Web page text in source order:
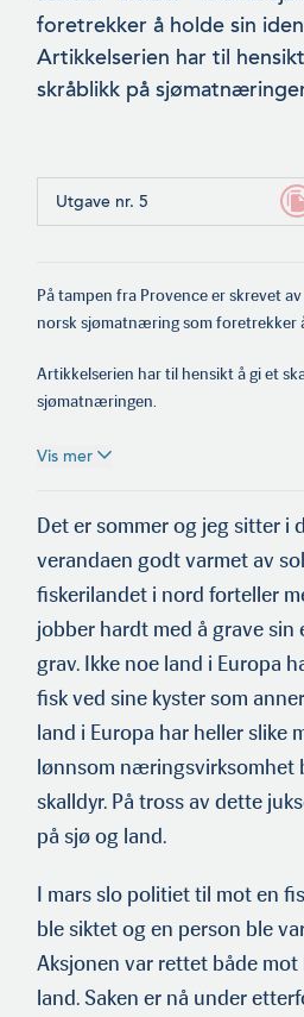
foretrekker å holde sin
Artikkelserien har til
skråblikk på
Utgave nr. 5
På tampen fra Provence er skrevet
norsk sjømatnæring som foretrekker
Artikkelserien har til hensikt å gi et
sjømatnæringen.
Vis mer
Det er sommer og jeg sitter i
verandaen godt varmet av
fiskerilandet i nord forteller
jobber hardt med å grave sin
grav. Ikke noe land i Europa
fisk ved sine kyster som
land i Europa har heller slike
lønnsom næringsvirksomhet
skalldyr. På tross av dette
på sjø og land.
I mars slo politiet til mot en
ble siktet og en person ble
Aksjonen var rettet både
land. Saken er nå under